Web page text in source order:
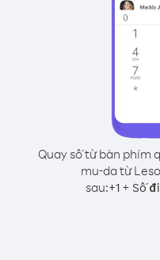
Quay số từ bàn phím
mu-da từ
sau:+1 + Số